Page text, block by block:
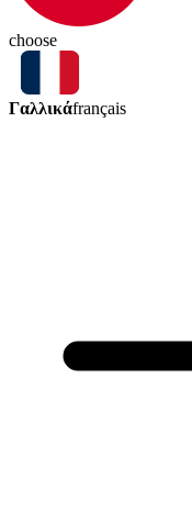
choose
Γαλλικάfrançais